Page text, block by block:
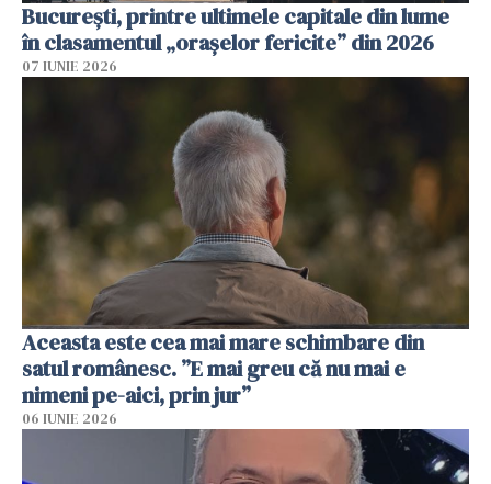
București, printre ultimele capitale din lume
în clasamentul „orașelor fericite” din 2026
07 IUNIE 2026
Aceasta este cea mai mare schimbare din
satul românesc. ”E mai greu că nu mai e
nimeni pe-aici, prin jur”
06 IUNIE 2026